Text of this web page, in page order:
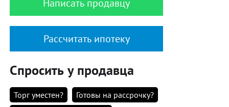
Написать продавцу
Рассчитать ипотеку
Спросить у продавца
Торг уместен?
Готовы на рассрочку?